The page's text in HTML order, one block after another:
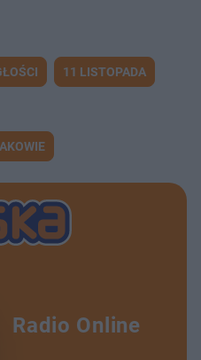
11 LISTOPADA
Radio Online